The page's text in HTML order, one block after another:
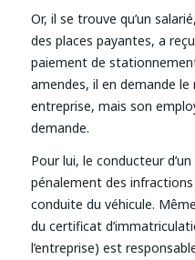
Or, il se trouve qu’un
des places payantes, a
paiement de
amendes, il en demande
entreprise, mais son
demande.
Pour lui, le conducteur
pénalement des
conduite du véhicule.
du certificat
l’entreprise) est